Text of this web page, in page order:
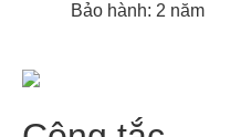
Bảo hành: 2 năm